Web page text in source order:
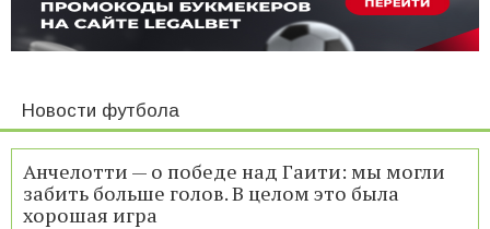
Новости футбола
Анчелотти — о победе над Гаити: мы могли
забить больше голов. В целом это была
хорошая игра